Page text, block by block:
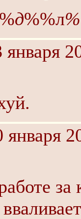
д%%л
января
января
за